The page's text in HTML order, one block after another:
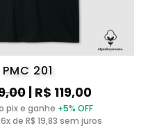
PMC 201
| R$ 119,00
pix e ganhe +5% OFF
de R$ 19,83 sem juros